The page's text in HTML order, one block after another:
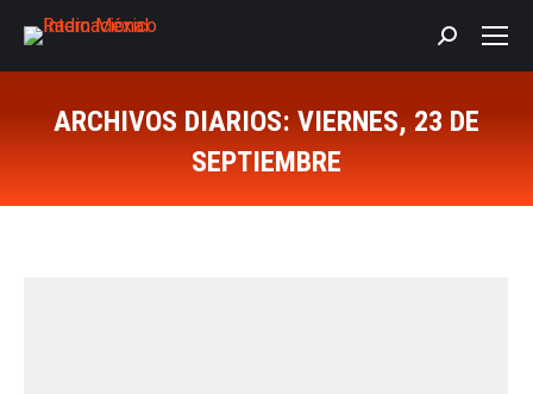
Buscar:
ARCHIVOS DIARIOS: VIERNES, 23 DE
SEPTIEMBRE